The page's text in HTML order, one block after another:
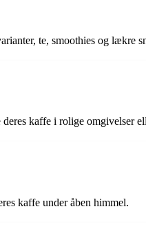
te, smoothies og lækre
kaffe i rolige omgivelser
kaffe under åben himmel.